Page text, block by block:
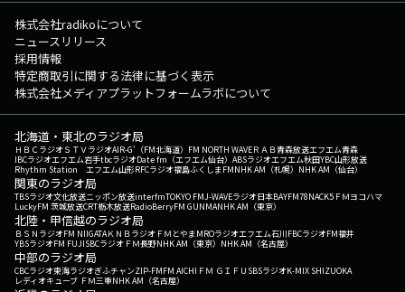
株式会社radikoについて
ニュースリリース
採用情報
特定商取引に関する法律に基づく表示
株式会社メディアプラットフォームラボについて
北海道・東北のラジオ局
ＨＢＣラジオＳＴＶラジオAIR-G'（FM北海道） FM NORTH WAVEＲＡＢ青森放送エフエム青森
IBCラジオエフエム岩手tbcラジオDate fm（エフエム仙台） ABSラジオエフエム秋田YBC山形放送
Rhythm Station エフエム山形RFCラジオ福島ふくしまFMNHK AM（札幌） NHK AM（仙台）
関東のラジオ局
TBSラジオ文化放送ニッポン放送interfmTOKYO FMJ-WAVEラジオ日本BAYFM78NACK5 ＦＭヨコハマ
LuckyFM 茨城放送CRT栃木放送RadioBerryFM GUNMANHK AM（東京）
北陸・甲信越のラジオ局
ＢＳＮラジオFM NIIGATAＫＮＢラジオ ＦＭとやまMROラジオエフエム石川FBCラジオFM福井
YBSラジオFM FUJISBCラジオ ＦＭ長野NHK AM（東京） NHK AM（名古屋）
中部のラジオ局
CBCラジオ東海ラジオぎふチャンZIP-FMFM AICHI ＦＭ ＧＩＦＵ SBSラジオK-MIX SHIZUOKA
レディオキューブ ＦＭ三重NHK AM（名古屋）